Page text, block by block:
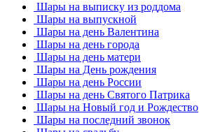
Шары на выписку из роддома
Шары на выпускной
Шары на день Валентина
Шары на день города
Шары на день матери
Шары на День рождения
Шары на день России
Шары на день Святого Патрика
Шары на Новый год и Рождество
Шары на последний звонок